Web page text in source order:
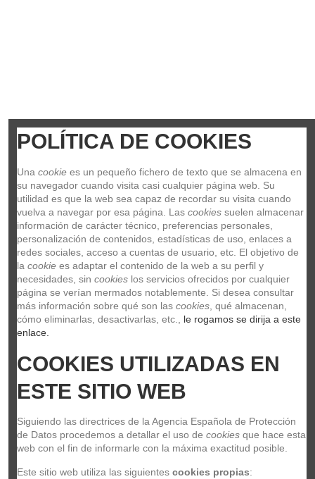
POLÍTICA DE COOKIES
Una cookie es un pequeño fichero de texto que se almacena en
su navegador cuando visita casi cualquier página web. Su
utilidad es que la web sea capaz de recordar su visita cuando
vuelva a navegar por esa página. Las cookies suelen almacenar
información de carácter técnico, preferencias personales,
personalización de contenidos, estadísticas de uso, enlaces a
redes sociales, acceso a cuentas de usuario, etc. El objetivo de
la cookie es adaptar el contenido de la web a su perfil y
necesidades, sin cookies los servicios ofrecidos por cualquier
página se verían mermados notablemente. Si desea consultar
más información sobre qué son las cookies , qué almacenan,
cómo eliminarlas, desactivarlas, etc.,
le rogamos se dirija a este
enlace.
COOKIES UTILIZADAS EN
ESTE SITIO WEB
Siguiendo las directrices de la Agencia Española de Protección
de Datos procedemos a detallar el uso de cookies que hace esta
web con el fin de informarle con la máxima exactitud posible.
Este sitio web utiliza las siguientes cookies propias: